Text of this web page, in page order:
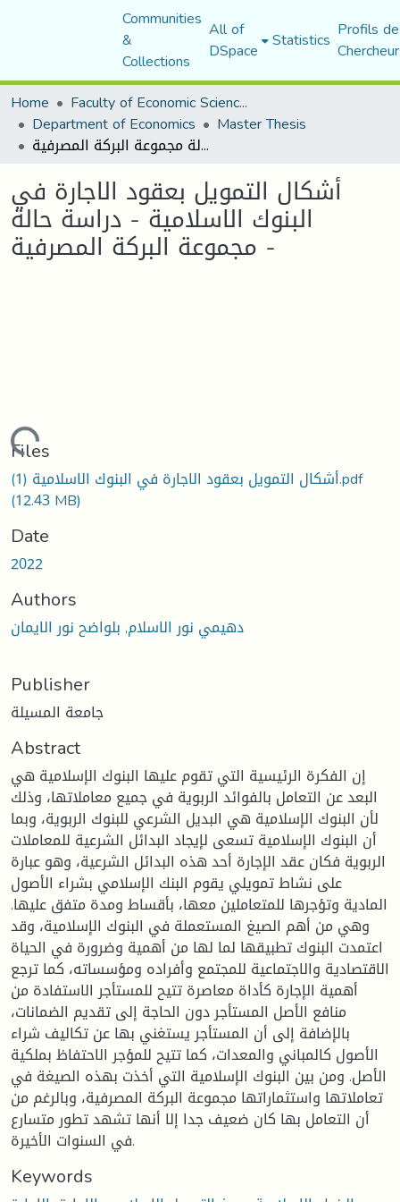
Communities
&
Collections
All of
DSpace Statistics Profils
Home
Faculty of Economic Sciences, Commerce and Management Sciences
Department of Economics Master Thesis
أشكال التمويل بعقود الاجارة في البنوك الاسلامية - دراسة حالة مجموعة البركة المصرفية -
أشكال التمويل بعقود الاجارة في
البنوك الاسلامية - دراسة حالة
مجموعة البركة المصرفية -
Loading...
Files
أشكال التمويل بعقود الاجارة في البنوك الاسلامية (1).pdf
(12.43 MB)
Date
2022
Authors
دهيمي نور الاسلام, بلواضح نور الايمان
Publisher
جامعة المسيلة
Abstract
إن الفكرة الرئيسية التي تقوم عليها البنوك الإسلامية هي
البعد عن التعامل بالفوائد الربوية في جميع معاملاتها، وذلك
لأن البنوك الإسلامية هي البديل الشرعي للبنوك الربوية، وبما
أن البنوك الإسلامية تسعى لإيجاد البدائل الشرعية للمعاملات
الربوية فكان عقد الإجارة أحد هذه البدائل الشرعية، وهو عبارة
على نشاط تمويلي يقوم البنك الإسلامي بشراء الأصول
المادية وتؤجرها للمتعاملين معها، بأقساط ومدة متفق عليها.
وهي من أهم الصيغ المستعملة في البنوك الإسلامية، وقد
اعتمدت البنوك تطبيقها لما لها من أهمية وضرورة في الحياة
الاقتصادية والاجتماعية للمجتمع وأفراده ومؤسساته، كما ترجع
أهمية الإجارة كأداة معاصرة تتيح للمستأجر الاستفادة من
منافع الأصل المستأجر دون الحاجة إلى تقديم الضمانات،
بالإضافة إلى أن المستأجر يستغني بها عن تكاليف شراء
الأصول كالمباني والمعدات، كما تتيح للمؤجر الاحتفاظ بملكية
الأصل. ومن بين البنوك الإسلامية التي أخذت بهذه الصيغة في
تعاملاتها واستثماراتها مجموعة البركة المصرفية، وبالرغم من
أن التعامل بها كان ضعيف جدا إلا أنها تشهد تطور متسارع
في السنوات الأخيرة.
Keywords